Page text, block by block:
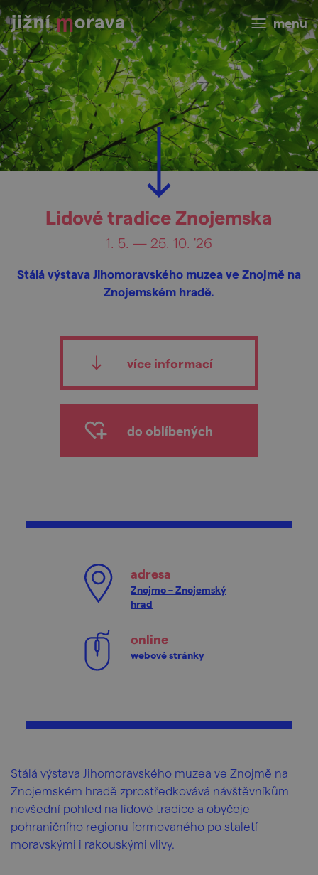
menu
Lidové tradice Znojemska
1. 5. — 25. 10. '26
Stálá výstava Jihomoravského muzea ve Znojmě na
Znojemském hradě.
více informací
do oblíbených
adresa
Znojmo – Znojemský
hrad
online
webové stránky
Stálá výstava Jihomoravského muzea ve Znojmě na
Znojemském hradě zprostředkovává návštěvníkům
nevšední pohled na lidové tradice a obyčeje
pohraničního regionu formovaného po staletí
moravskými i rakouskými vlivy.